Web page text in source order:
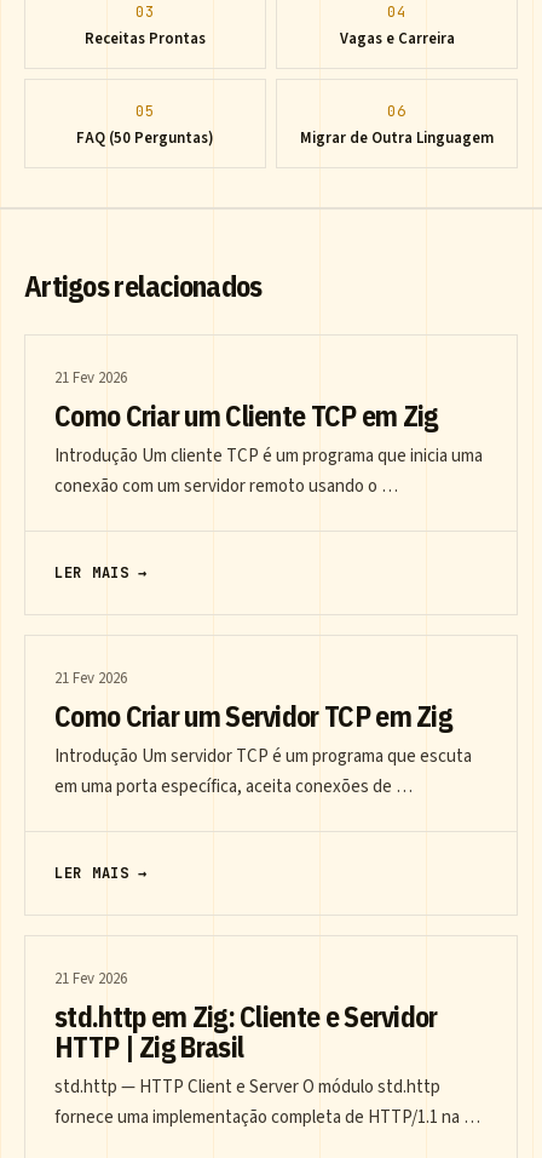
03
Receitas Prontas
04
Vagas e Carreira
05
FAQ (50 Perguntas)
06
Migrar de Outra Linguagem
Artigos relacionados
21 Fev 2026
Como Criar um Cliente TCP em Zig
Introdução Um cliente TCP é um programa que inicia uma
conexão com um servidor remoto usando o …
LER MAIS →
21 Fev 2026
Como Criar um Servidor TCP em Zig
Introdução Um servidor TCP é um programa que escuta
em uma porta específica, aceita conexões de …
LER MAIS →
21 Fev 2026
std.http em Zig: Cliente e Servidor
HTTP | Zig Brasil
std.http — HTTP Client e Server O módulo std.http
fornece uma implementação completa de HTTP/1.1 na …